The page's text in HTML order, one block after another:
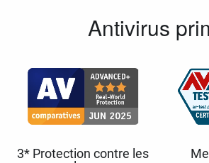
Antivirus
3* Protection contre les